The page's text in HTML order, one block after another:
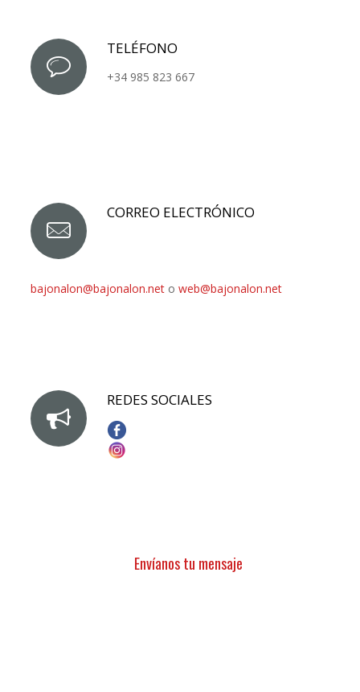
TELÉFONO
+34 985 823 667
CORREO ELECTRÓNICO
bajonalon@bajonalon.neto web@bajonalon.net
REDES SOCIALES
Envíanos tu mensaje